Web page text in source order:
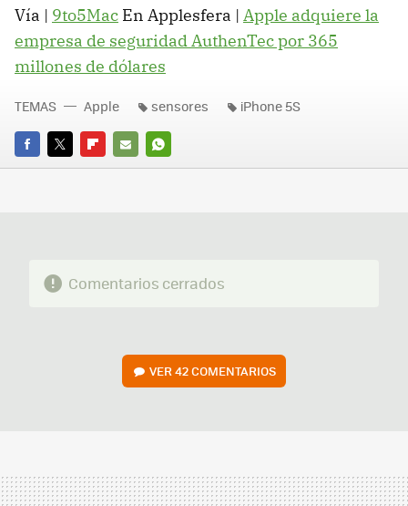
Vía | 9to5Mac En Applesfera | Apple adquiere la
empresa de seguridad AuthenTec por 365
millones de dólares
FACEBOOK
TWITTERFLIPBOARD
E-
WHATSAPP
TEMAS Apple sensores iPhone 5S
Comentarios cerrados
VER42 COMENTARIOS